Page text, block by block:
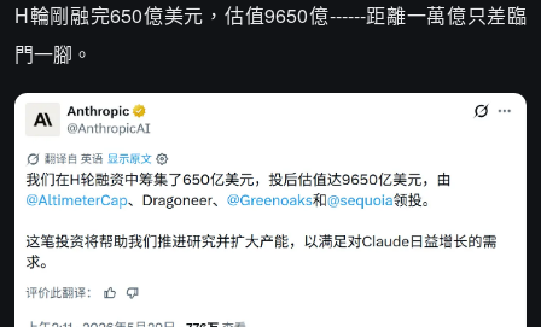
H輪剛融完650億美元，估值9650億------距離一萬億只差臨
門一腳。